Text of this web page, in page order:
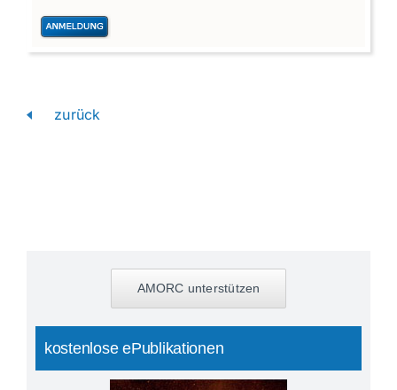
zurück
AMORC unterstützen
kostenlose ePublikationen